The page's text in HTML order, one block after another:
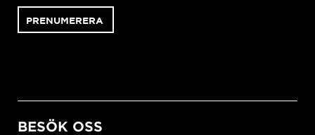
BESÖK OSS